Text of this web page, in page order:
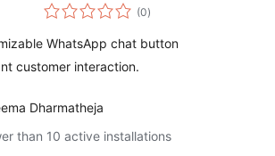
(0total
ratings
)
WhatsApp chat button
customer interaction.
Dharmatheja
than 10 active installations